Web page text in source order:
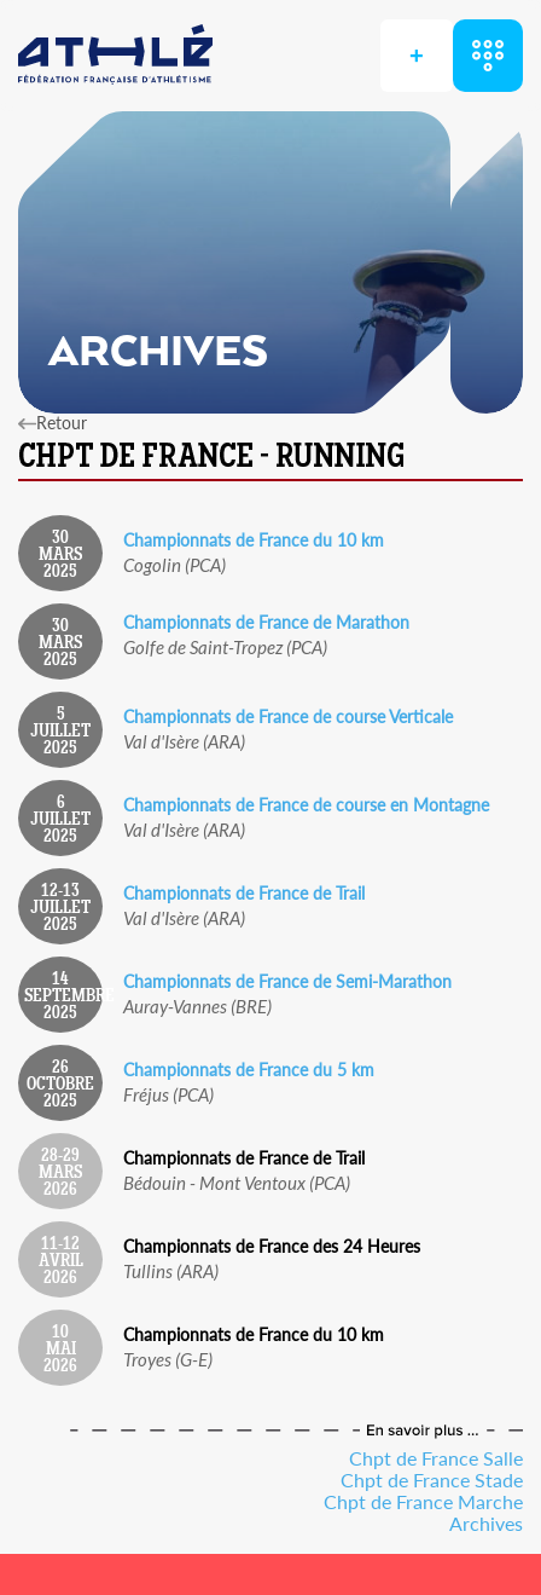
+
ARCHIVES
Retour
30
MARS
2025
Championnats de France du 10 km
Cogolin (PCA)
30
MARS
2025
Championnats de France de Marathon
Golfe de Saint-Tropez (PCA)
5
JUILLET
2025
Championnats de France de course Verticale
Val d'Isère (ARA)
6
JUILLET
2025
Championnats de France de course en Montagne
Val d'Isère (ARA)
12-13
JUILLET
2025
Championnats de France de Trail
Val d'Isère (ARA)
14
SEPTEMBRE
2025
Championnats de France de Semi-Marathon
Auray-Vannes (BRE)
26
OCTOBRE
2025
Championnats de France du 5 km
Fréjus (PCA)
28-29
MARS
2026
Championnats de France de Trail
Bédouin - Mont Ventoux (PCA)
11-12
AVRIL
2026
Championnats de France des 24 Heures
Tullins (ARA)
10
MAI
2026
Championnats de France du 10 km
Troyes (G-E)
Chpt de France Salle
Chpt de France Stade
Chpt de France Marche
Archives